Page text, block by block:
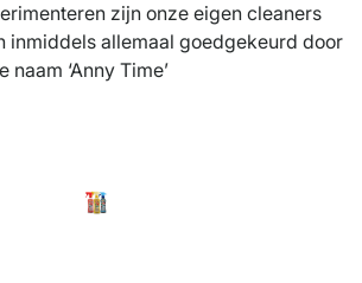
zijn onze eigen cleaners
inmiddels allemaal goedgekeurd door
naam ‘Anny Time’